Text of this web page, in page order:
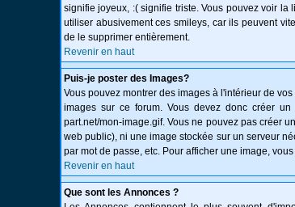
signifie joyeux, :( signifie triste. Vous pouvez voir
utiliser abusivement ces smileys, car ils peuvent
de le supprimer entièrement.
Revenir en haut
Puis-je poster des Images?
Vous pouvez montrer des images à l'intérieur de
images sur ce forum. Vous devez donc créer
part.net/mon-image.gif. Vous ne pouvez pas créer
web public), ni une image stockée sur un serveur
par mot de passe, etc. Pour afficher une image,
Revenir en haut
Que sont les Annonces ?